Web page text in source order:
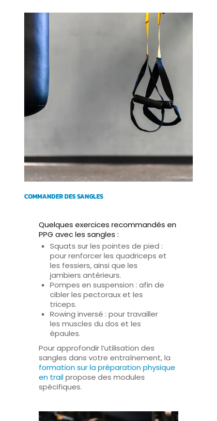
COMMANDER DES SANGLES
Quelques exercices recommandés en
PPG avec les sangles :
Squats sur les pointes de pied :
pour renforcer les quadriceps et
les fessiers, ainsi que les
jambiers antérieurs.
Pompes en suspension : afin de
cibler les pectoraux et les
triceps.
Rowing inversé : pour travailler
les muscles du dos et les
épaules.
Pour approfondir l’utilisation des
sangles dans votre entraînement, la
formation sur la préparation physique
en trailpropose des modules
spécifiques.